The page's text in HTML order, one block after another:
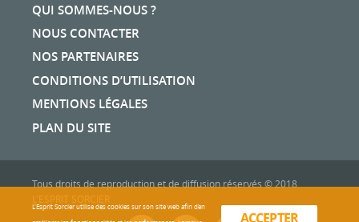
QUI SOMMES-NOUS ?
NOUS CONTACTER
NOS PARTENAIRES
CONDITIONS D’UTILISATION
MENTIONS LÉGALES
PLAN DU SITE
Tous droits de reproduction et de diffusion réservés © 2018
ACCEPTER
L'Esprit Sorcier utilise des cookies sur son site web afin d’en